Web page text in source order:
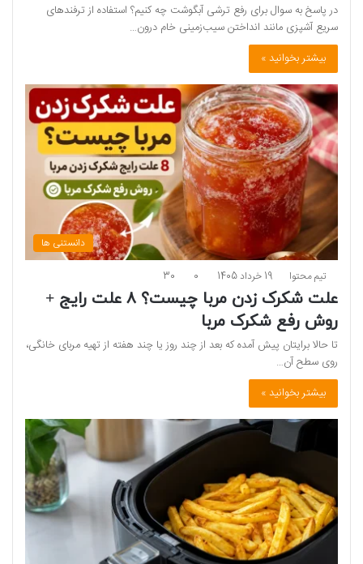
در پاسخ به سوال برای رفع ترشی آبگوشت چه کنیم؟ استفاده از ترفندهای
سریع آشپزی مانند انداختن سیب‌زمینی خام درون…
بیشتر بخوانید »
دانستنی ها
تیم محتوا 19 خرداد 1405 0
30
علت شکرک زدن مربا چیست؟ ۸ علت رایج +
روش رفع شکرک مربا
تا حالا برایتان پیش آمده که بعد از چند روز یا چند هفته از تهیه مربای خانگی،
روی سطح آن…
بیشتر بخوانید »